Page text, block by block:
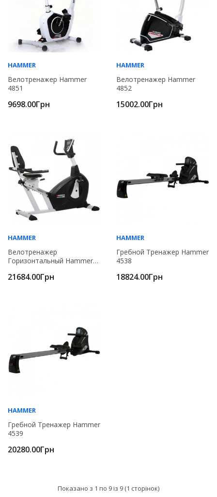
HAMMER
Велотренажер Hammer
4851
9698.00Грн
HAMMER
Велотренажер Hammer
4852
15002.00Грн
HAMMER
Велотренажер
Горизонтальный Hammer
21684.00Грн
HAMMER
Гребной Тренажер Hammer
4538
18824.00Грн
HAMMER
Гребной Тренажер Hammer
4539
20280.00Грн
Показано з 1 по 9 із 9 (1 сторінок)